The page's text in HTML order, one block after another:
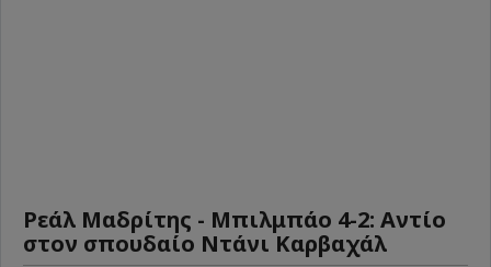
Ρεάλ Μαδρίτης - Μπιλμπάο 4-2: Αντίο
στον σπουδαίο Ντάνι Καρβαχάλ